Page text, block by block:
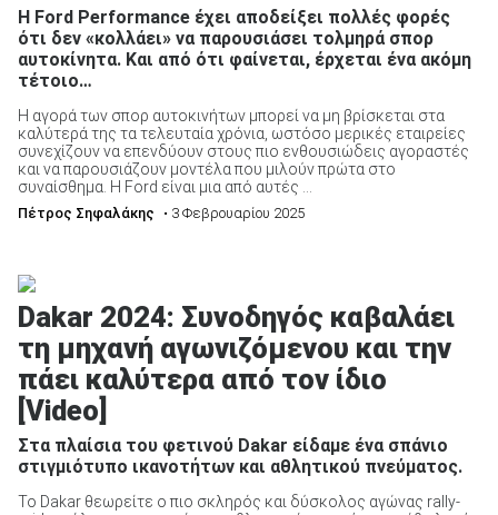
ΑΝΑΖΗΤΗΣΗ
Μεταχειρισμένα
Επιχειρήσεις
ΑΝΑΖΗΤΗΣΗ
Η Ford Performance έχει αποδείξει πολλές φορές
ότι δεν «κολλάει» να παρουσιάσει τολμηρά σπορ
αυτοκίνητα. Και από ότι φαίνεται, έρχεται ένα ακόμη
τέτοιο…
Η αγορά των σπορ αυτοκινήτων μπορεί να μη βρίσκεται στα
καλύτερά της τα τελευταία χρόνια, ωστόσο μερικές εταιρείες
συνεχίζουν να επενδύουν στους πιο ενθουσιώδεις αγοραστές
και να παρουσιάζουν μοντέλα που μιλούν πρώτα στο
συναίσθημα. Η Ford είναι μια από αυτές ...
Πέτρος Σηφαλάκης • 3 Φεβρουαρίου 2025
Dakar 2024: Συνοδηγός καβαλάει
τη μηχανή αγωνιζόμενου και την
πάει καλύτερα από τον ίδιο
[Video]
Στα πλαίσια του φετινού Dakar είδαμε ένα σπάνιο
στιγμιότυπο ικανοτήτων και αθλητικού πνεύματος.
Το Dakar θεωρείτε ο πιο σκληρός και δύσκολος αγώνας rally-